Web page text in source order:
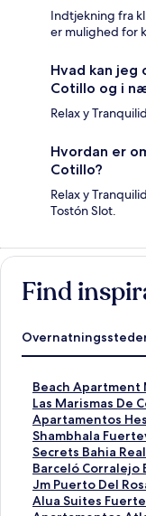
Indtjekning fra
er mulighed for
Hvad kan jeg
Cotillo og i
Relax y
Hvordan er
Cotillo?
Relax y
Tostón Slot.
Find
Beach Apartment
L
i
n
k
å
b
n
e
Las Marismas De
L
i
n
k
å
b
n
Apartamentos
L
i
n
k
å
b
Shambhala
L
i
n
k
å
Secrets Bahia
L
i
n
k
Barceló Corralejo
L
i
n
Jm Puerto Del
L
iAlua Suites
L